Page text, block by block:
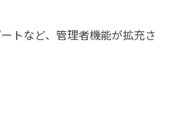
トなど、管理者機能が拡充さ